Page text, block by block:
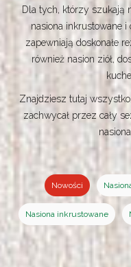
Dla tych, którzy szukają
nasiona inkrustowane i
zapewniają doskonałe
również nasion ziół,
Znajdziesz tutaj
zachwycał przez cały
Nowości
Nasiona inkrustowane